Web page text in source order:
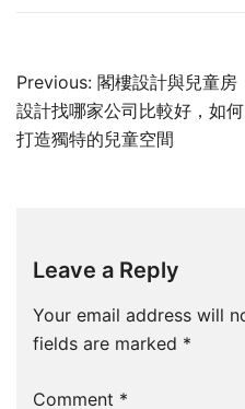
Post
navigation
Previous: 閣樓設計與兒童房
設計找哪家公司比較好，如何
打造獨特的兒童空間
Leave a Reply
Your email address will
fields are marked *
Comment *